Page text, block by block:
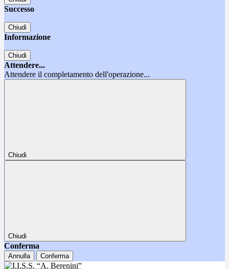
Successo
Chiudi
Informazione
Chiudi
Attendere...
Attendere il completamento dell'operazione...
Chiudi
Chiudi
Conferma
Annulla Conferma